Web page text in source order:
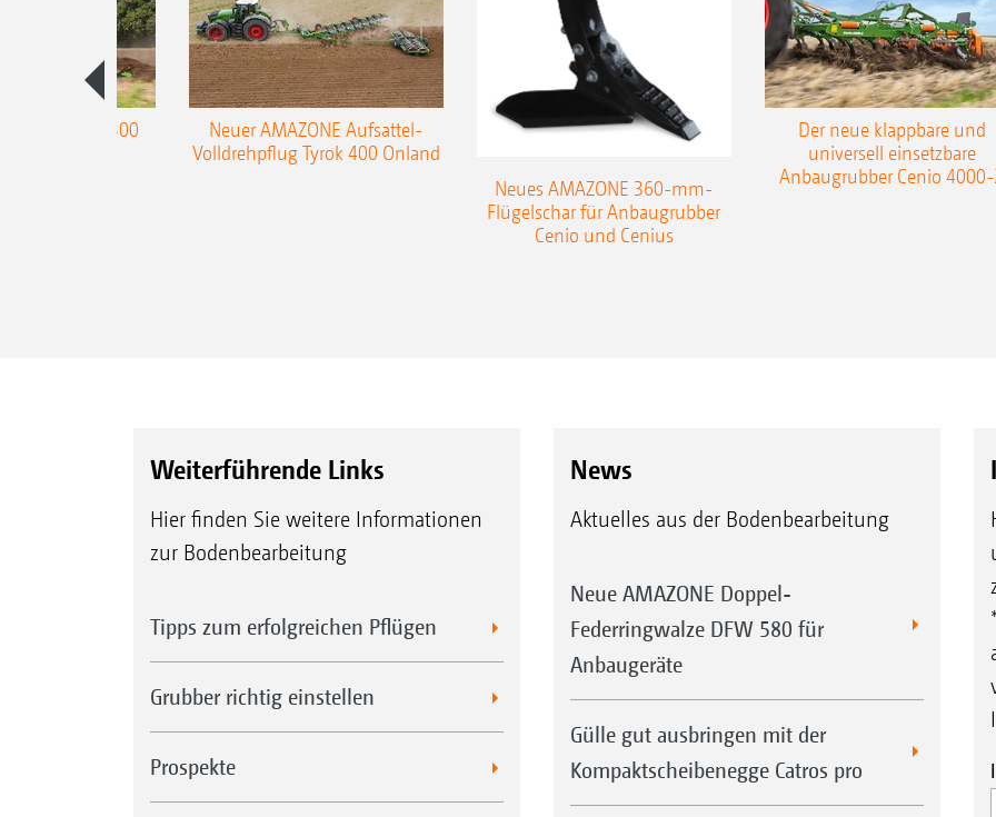
Teres 300
Neuer AMAZONE Aufsattel-
Volldrehpflug Tyrok 400 Onland
Neues AMAZONE 360-mm-
Flügelschar für Anbaugrubber
Cenio und Cenius
Der neue klappbare und
universell einsetzbare
Anbaugrubber Cenio
Weiterführende Links
Hier finden Sie weitere Informationen
zur Bodenbearbeitung
Tipps zum erfolgreichen Pflügen
Grubber richtig einstellen
Prospekte
News
Aktuelles aus der Bodenbearbeitung
Neue AMAZONE Doppel-
Federringwalze DFW 580 für
Anbaugeräte
Gülle gut ausbringen mit der
Kompaktscheibenegge Catros pro